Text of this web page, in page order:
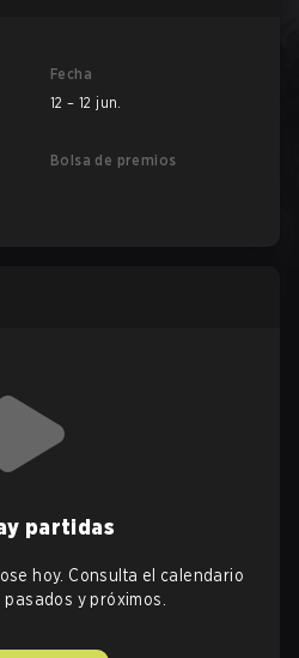
Fecha
12 – 12 jun.
Bolsa de premios
partidas
hoy. Consulta el calendario
y próximos.